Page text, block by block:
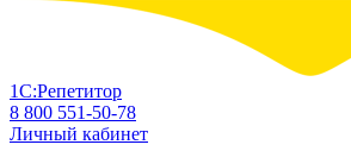
1С:Репетитор
8 800 551-50-78
Личный кабинет